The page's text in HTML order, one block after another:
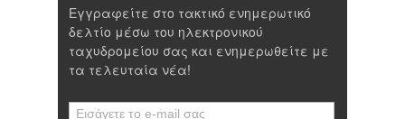
Εγγραφείτε στο τακτικό ενημερωτικό
δελτίο μέσω του ηλεκτρονικού
ταχυδρομείου σας και ενημερωθείτε με
τα τελευταία νέα!